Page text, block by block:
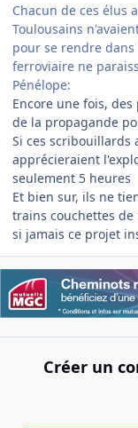
Chacun de ces élus
Toulousains
pour se rendre
ferroviaire ne
Pénélope:
Encore une fois,
de la propagande
Si ces scribouillards
apprécieraient
seulement 5 heures
Et bien sur, ils ne
trains couchettes
si jamais ce projet
Créer un